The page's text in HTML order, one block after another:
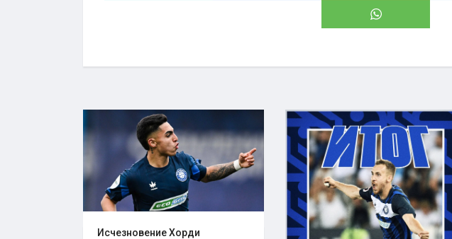
Исчезновение Хорди